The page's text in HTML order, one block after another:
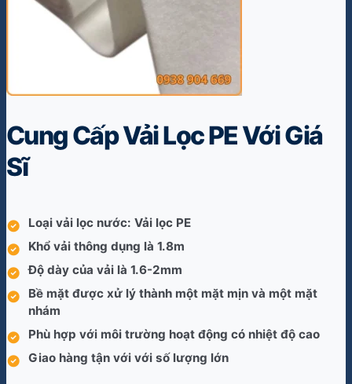
Cung Cấp Vải Lọc PE Với Giá
Sĩ
Loại vải lọc nước: Vải lọc PE
Khổ vải thông dụng là 1.8m
Độ dày của vải là 1.6-2mm
Bề mặt được xử lý thành một mặt mịn và một mặt
nhám
Phù hợp với môi trường hoạt động có nhiệt độ cao
Giao hàng tận với với số lượng lớn